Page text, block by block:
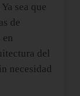
sea que
de
del
necesidad